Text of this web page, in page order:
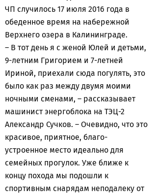
ЧП случилось 17 июля 2016 года в
обеденное время на набережной
Верхнего озера в Калининграде.
– В тот день я с женой Юлей и детьми,
9-летним Григорием и 7-летней
Ириной, приехали сюда погулять, это
было как раз между двумя моими
ночными сменами, – рассказывает
машинист энергоблока на ТЭЦ-2
Александр Сучков. – Очевидно, что это
красивое, приятное, благо-
устроенное место идеально для
семейных прогулок. Уже ближе к
концу похода мы подошли к
спортивным снарядам неподалеку от